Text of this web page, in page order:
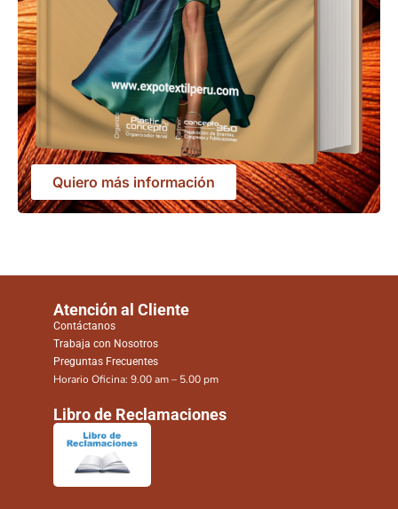
Quiero más información
Atención al Cliente
Contáctanos
Trabaja con Nosotros
Preguntas Frecuentes
Horario Oficina: 9.00 am – 5.00 pm
Libro de Reclamaciones